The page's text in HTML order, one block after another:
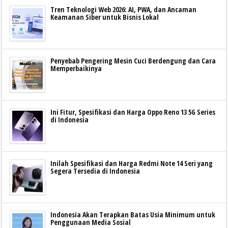
Tren Teknologi Web 2026: AI, PWA, dan Ancaman
Keamanan Siber untuk Bisnis Lokal
Penyebab Pengering Mesin Cuci Berdengung dan Cara
Memperbaikinya
Ini Fitur, Spesifikasi dan Harga Oppo Reno 13 5G Series
di Indonesia
Inilah Spesifikasi dan Harga Redmi Note 14 Seri yang
Segera Tersedia di Indonesia
Indonesia Akan Terapkan Batas Usia Minimum untuk
Penggunaan Media Sosial